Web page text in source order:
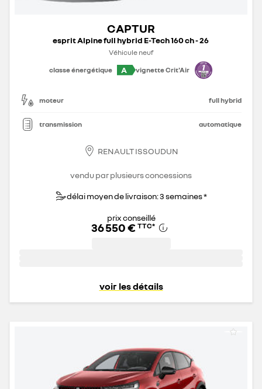
CAPTUR
esprit Alpine full hybrid E-Tech 160 ch - 26
Véhicule neuf
classe énergétique
A vignette Crit'Air
moteur full hybrid
transmission automatique
RENAULT ISSOUDUN
vendu par plusieurs concessions
délai moyen de livraison: 3 semaines *
prix conseillé
36 550 € TTC*
voir les détails